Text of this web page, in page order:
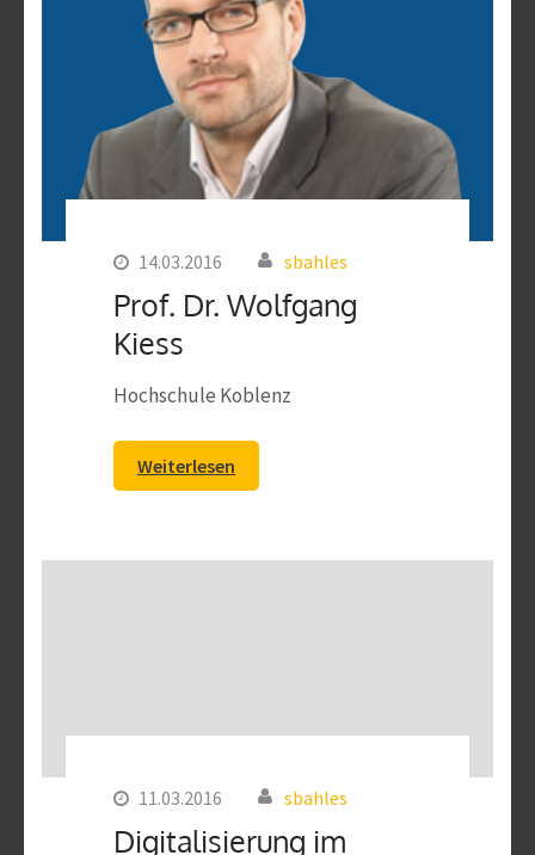
14.03.2016 sbahles
Prof. Dr. Wolfgang
Kiess
Hochschule Koblenz
Weiterlesen
11.03.2016 sbahles
Digitalisierung im